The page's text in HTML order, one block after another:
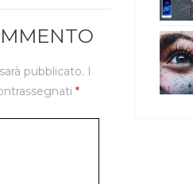
pubblicato. I
*